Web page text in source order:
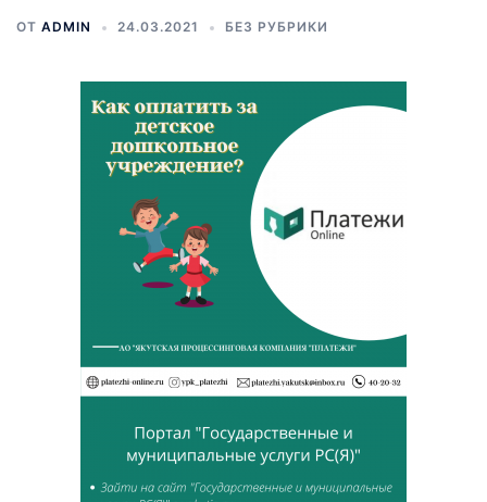
ОТ ADMIN 24.03.2021 БЕЗ РУБРИКИ